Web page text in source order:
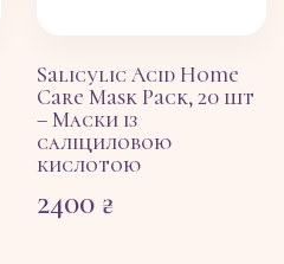
Salicylic Acid Home
Care Mask Pack, 20 шт
– Маски із
саліциловою
кислотою
2400 ₴